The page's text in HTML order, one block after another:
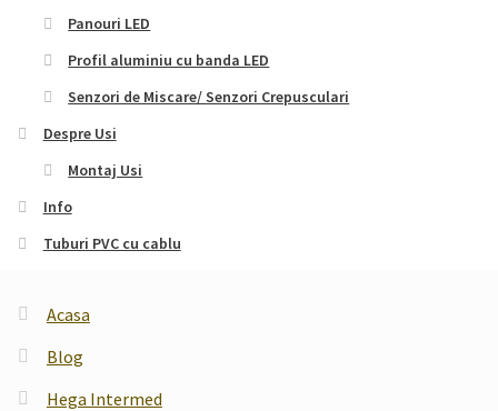
Panouri LED
Profil aluminiu cu banda LED
Senzori de Miscare/ Senzori Crepusculari
Despre Usi
Montaj Usi
Info
Tuburi PVC cu cablu
Acasa
Blog
Hega Intermed